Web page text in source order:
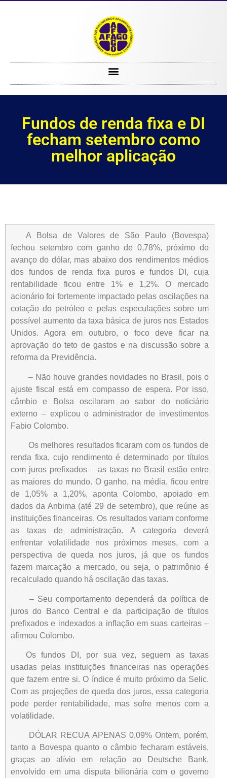
Fundos de renda fixa e DI
fecham setembro como
melhor aplicação
A Bolsa de Valores de São Paulo (Bovespa)
fechou setembro com ganho de 0,78%, próximo do
avanço do dólar, mas abaixo dos rendimentos médios
dos fundos de renda fixa puros e fundos DI, cuja
rentabilidade ficou entre 1% e 1,2%. O mercado
acionário foi fortemente impactado pelas oscilações na
cotação do petróleo e pelas especulações sobre um
possível aumento da taxa básica de juros nos Estados
Unidos. Agora em outubro, o foco deve ficar na
aprovação do teto de gastos e na discussão sobre a
reforma da Previdência.
– Não houve grandes novidades no Brasil, pois o
ajuste fiscal está em compasso de espera. Por isso,
câmbio e Bolsa oscilaram ao sabor do noticiário
externo – explicou o administrador de investimentos
Fabio Colombo.
Os melhores resultados ficaram com os fundos de
renda fixa, cujo rendimento é determinado por títulos
com juros prefixados – as taxas no Brasil estão entre
as maiores do mundo. O ganho, na média, ficou entre
de 1,05% a 1,20%, aponta Colombo, apoiado em
dados da Anbima (até 29 de setembro), que reúne as
instituições financeiras. Os resultados variam conforme
as taxas de administração. A categoria deverá
enfrentar volatilidade nos próximos meses, com a
perspectiva de queda nos juros, já que os fundos
fazem marcação a mercado, ou seja, o patrimônio é
recalculado quando há oscilação das taxas.
– Seu comportamento dependerá da política de
juros do Banco Central e da participação de títulos
prefixados e indexados a inflação em suas carteiras –
afirmou Colombo.
Os fundos DI, por sua vez, seguem as taxas
usadas pelas instituições financeiras nas operações
que fazem entre si. O índice é muito próximo da Selic.
Com as projeções de queda dos juros, essa categoria
pode perder rentabilidade, mas sofre menos com a
volatilidade.
DÓLAR RECUA APENAS 0,09% Ontem, porém,
tanto a Bovespa quanto o câmbio fecharam estáveis,
graças ao alívio em relação ao Deutsche Bank,
envolvido em uma disputa bilionária com o governo